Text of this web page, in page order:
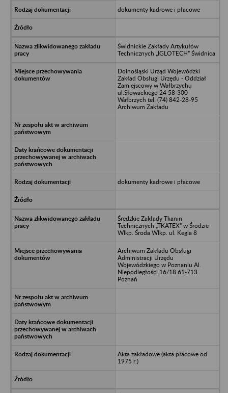
dokumenty kadrowe i płacowe
Świdnickie Zakłady Artykułów
Technicznych „IGLOTECH” Świdnica
Dolnośląski Urząd Wojewódzki
Zakład Obsługi Urzędu - Oddział
Zamiejscowy w Wałbrzychu
ul.Słowackiego 24 58-300
Wałbrzych tel. (74) 842-28-95
Archiwum Zakładu
dokumenty kadrowe i płacowe
Średzkie Zakłady Tkanin
Technicznych „TKATEX” w Środzie
Wlkp. Środa Wlkp. ul. Kegla 8
Archiwum Zakładu Obsługi
Administracji Urzędu
Wojewódzkiego w Poznaniu Al.
Niepodległości 16/18 61-713
Poznań
Akta zakładowe (akta płacowe od
1975 r.)